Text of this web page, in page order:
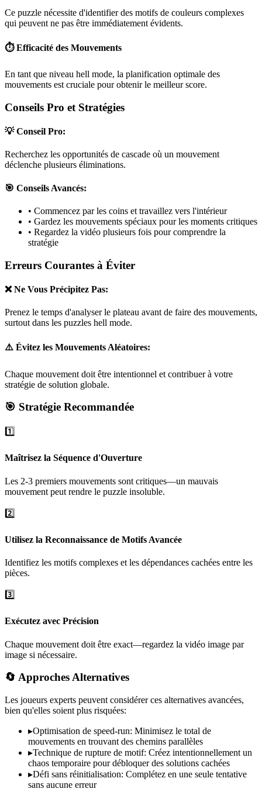
Ce puzzle nécessite d'identifier des motifs de couleurs complexes
qui peuvent ne pas être immédiatement évidents.
⏱️ Efficacité des Mouvements
En tant que niveau hell mode, la planification optimale des
mouvements est cruciale pour obtenir le meilleur score.
Conseils Pro et Stratégies
💡 Conseil Pro:
Recherchez les opportunités de cascade où un mouvement
déclenche plusieurs éliminations.
🎯 Conseils Avancés:
• Commencez par les coins et travaillez vers l'intérieur
• Gardez les mouvements spéciaux pour les moments critiques
• Regardez la vidéo plusieurs fois pour comprendre la
stratégie
Erreurs Courantes à Éviter
❌ Ne Vous Précipitez Pas:
Prenez le temps d'analyser le plateau avant de faire des mouvements,
surtout dans les puzzles hell mode.
⚠️ Évitez les Mouvements Aléatoires:
Chaque mouvement doit être intentionnel et contribuer à votre
stratégie de solution globale.
🎯 Stratégie Recommandée
1️⃣
Maîtrisez la Séquence d'Ouverture
Les 2-3 premiers mouvements sont critiques—un mauvais
mouvement peut rendre le puzzle insoluble.
2️⃣
Utilisez la Reconnaissance de Motifs Avancée
Identifiez les motifs complexes et les dépendances cachées entre les
pièces.
3️⃣
Exécutez avec Précision
Chaque mouvement doit être exact—regardez la vidéo image par
image si nécessaire.
🔄 Approches Alternatives
Les joueurs experts peuvent considérer ces alternatives avancées,
bien qu'elles soient plus risquées:
▸Optimisation de speed-run: Minimisez le total de
mouvements en trouvant des chemins parallèles
▸Technique de rupture de motif: Créez intentionnellement un
chaos temporaire pour débloquer des solutions cachées
▸Défi sans réinitialisation: Complétez en une seule tentative
sans aucune erreur